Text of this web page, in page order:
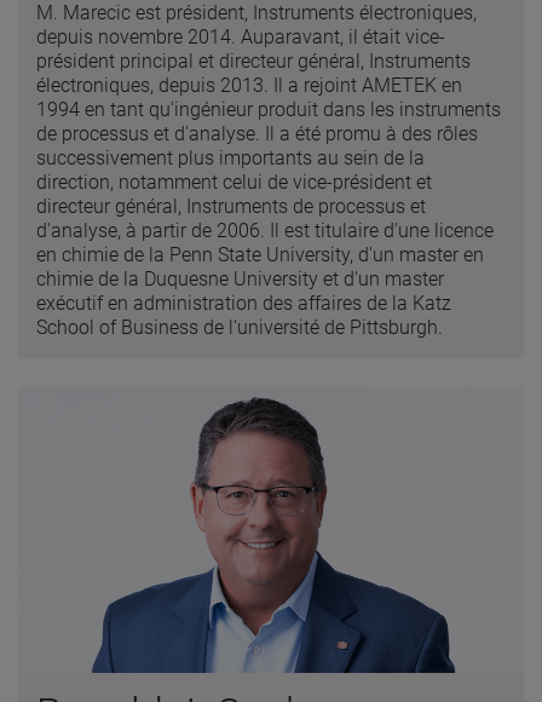
M. Marecic est président, Instruments électroniques,
depuis novembre 2014. Auparavant, il était vice-
président principal et directeur général, Instruments
électroniques, depuis 2013. Il a rejoint AMETEK en
1994 en tant qu'ingénieur produit dans les instruments
de processus et d'analyse. Il a été promu à des rôles
successivement plus importants au sein de la
direction, notamment celui de vice-président et
directeur général, Instruments de processus et
d'analyse, à partir de 2006. Il est titulaire d'une licence
en chimie de la Penn State University, d'un master en
chimie de la Duquesne University et d'un master
exécutif en administration des affaires de la Katz
School of Business de l'université de Pittsburgh.